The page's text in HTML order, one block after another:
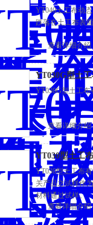
YT040土工布动
跌落在土工布表
查看详细介绍
YT030G型土
YT030G型土工
查看详细介绍
YT030型土工
YT030型土工布
关产品之试样作
材料通过试样。
查看详细介绍